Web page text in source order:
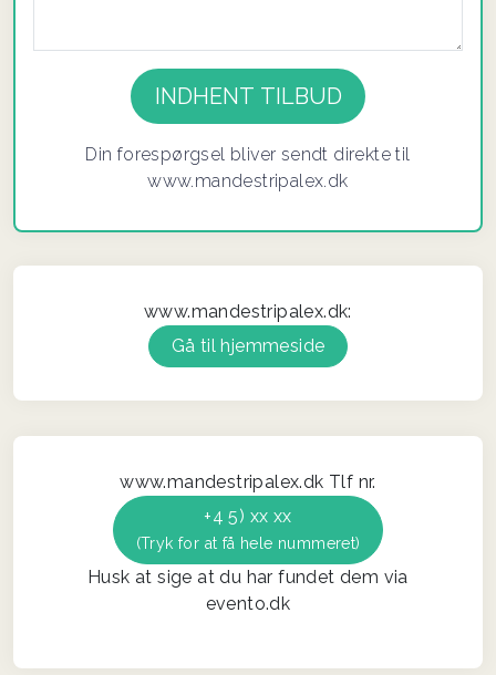
Din forespørgsel bliver sendt direkte til
www.mandestripalex.dk
www.mandestripalex.dk:
Gå til hjemmeside
www.mandestripalex.dk Tlf nr.
+4 5) xx xx
(Tryk for at få hele nummeret)
Husk at sige at du har fundet dem via
evento.dk